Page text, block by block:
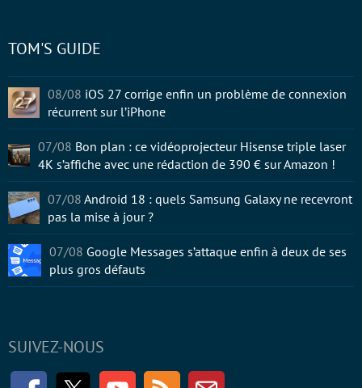
SUIVEZ-NOUS
FacebookTwitter Youtube RSS Newsletter
TOM'S GUIDE
08/08 iOS 27 corrige enfin un problème de connexion
récurrent sur l’iPhone
07/08 Bon plan : ce vidéoprojecteur Hisense triple laser
4K s’affiche avec une rédaction de 390 € sur Amazon !
07/08 Android 18 : quels Samsung Galaxy ne recevront
pas la mise à jour ?
07/08 Google Messages s’attaque enfin à deux de ses
plus gros défauts